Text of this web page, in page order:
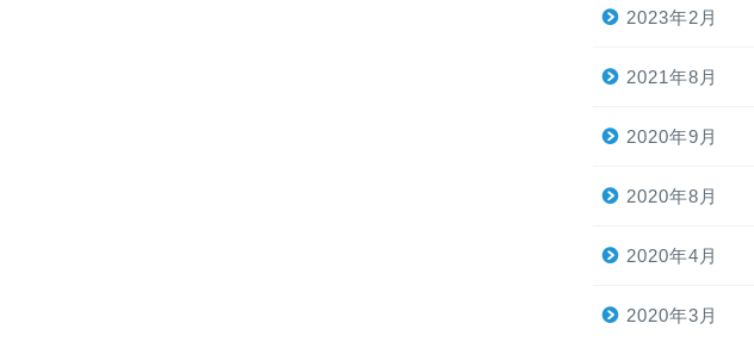
2023年2月
2021年8月
2020年9月
2020年8月
2020年4月
2020年3月